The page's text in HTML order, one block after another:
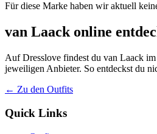
Für diese Marke haben wir aktuell
van Laack online
Auf Dresslove findest du van Laack
jeweiligen Anbieter. So entdeckst du
← Zu den Outfits
Quick Links